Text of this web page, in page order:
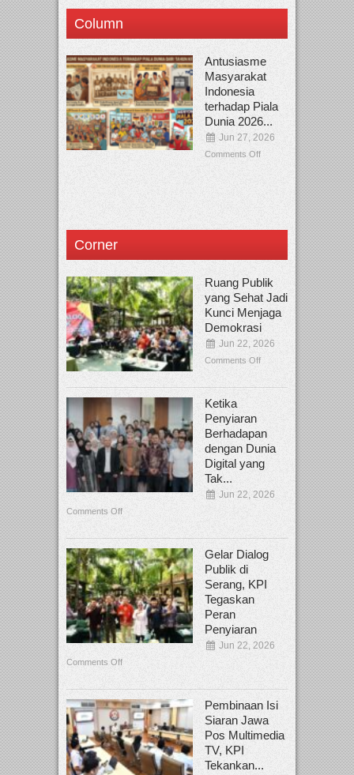
Column
Antusiasme
Masyarakat
Indonesia
terhadap Piala
Dunia 2026...
Jun 27, 2026
Comments Off
Corner
Ruang Publik
yang Sehat Jadi
Kunci Menjaga
Demokrasi
Jun 22, 2026
Comments Off
Ketika
Penyiaran
Berhadapan
dengan Dunia
Digital yang
Tak...
Jun 22, 2026
Comments Off
Gelar Dialog
Publik di
Serang, KPI
Tegaskan
Peran
Penyiaran
Jun 22, 2026
Comments Off
Pembinaan Isi
Siaran Jawa
Pos Multimedia
TV, KPI
Tekankan...